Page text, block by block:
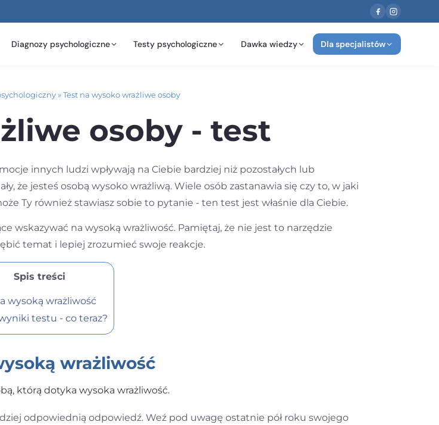
Diagnozy psychologiczne Testy psychologiczne Dawka wiedzy Dla specjalistów
» Test na wysoko wrażliwe osoby
osoby - test
innych ludzi wpływają na Ciebie bardziej niż pozostałych lub
że jesteś osobą wysoko wrażliwą. Wiele osób zastanawia się czy to, w jaki
Ty również stawiasz sobie to pytanie - ten test jest właśnie dla Ciebie.
wskazywać na wysoką wrażliwość. Pamiętaj, że nie jest to narzędzie
temat i lepiej zrozumieć swoje reakcje.
Spis treści
wysoką wrażliwość
testu - co teraz?
wrażliwość
którą dotyka wysoka wrażliwość.
odpowiednią odpowiedź. Weź pod uwagę ostatnie pół roku swojego